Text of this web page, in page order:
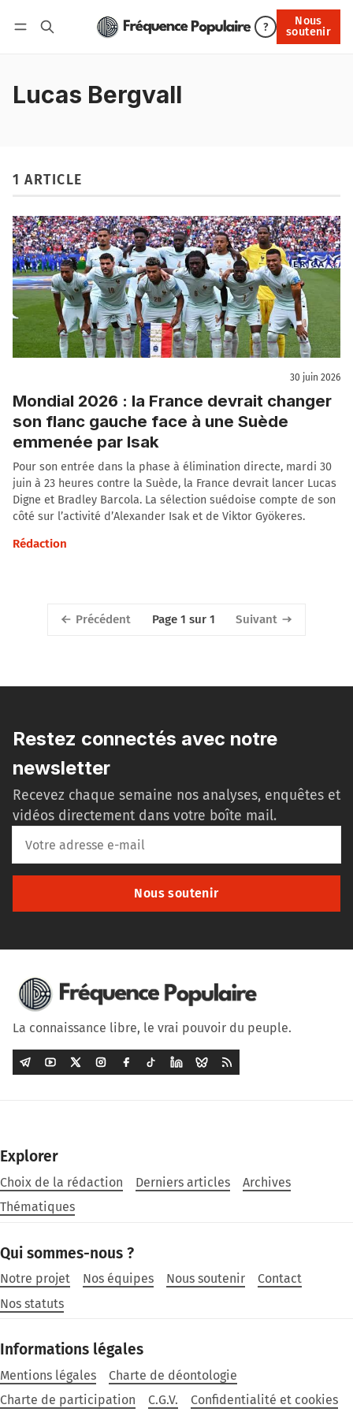
?
Nous
soutenir
Nous soutenir
Lucas Bergvall
1 ARTICLE
30 juin 2026
Mondial 2026 : la France devrait changer
son flanc gauche face à une Suède
emmenée par Isak
Pour son entrée dans la phase à élimination directe, mardi 30
juin à 23 heures contre la Suède, la France devrait lancer Lucas
Digne et Bradley Barcola. La sélection suédoise compte de son
côté sur l’activité d’Alexander Isak et de Viktor Gyökeres.
Rédaction
Précédent Page 1 sur 1 Suivant
Restez connectés avec notre
newsletter
Recevez chaque semaine nos analyses, enquêtes et
vidéos directement dans votre boîte mail.
Nous soutenir
La connaissance libre, le vrai pouvoir du peuple.
Explorer
Choix de la rédaction Derniers articles
Archives
Thématiques
Qui sommes-nous ?
Notre projet Nos équipes Nous soutenir
Contact
Nos statuts
Informations légales
Mentions légales
Charte de déontologie
Charte de participation
C.G.V. Confidentialité et cookies